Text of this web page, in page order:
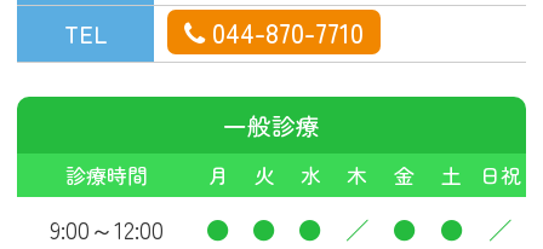
TEL
044-870-7710
一般診療
診療時間 月 火 水 木 金 土 日祝
9:00～12:00 ● ● ● ／ ● ●
／